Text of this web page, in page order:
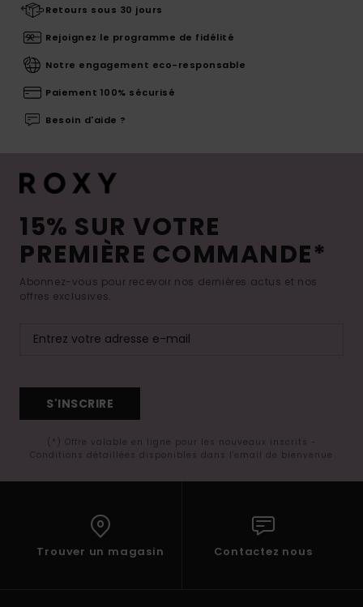
Retours sous 30 jours
Rejoignez le programme de fidélité
Notre engagement eco-responsable
Paiement 100% sécurisé
Besoin d'aide ?
15% SUR VOTRE
PREMIÈRE COMMANDE*
Abonnez-vous pour recevoir nos dernières actus et nos
offres exclusives.
S'INSCRIRE
(*) Offre valable en ligne pour les nouveaux inscrits -
Conditions détaillées disponibles dans l'email de bienvenue
Trouver un magasin Contactez nous